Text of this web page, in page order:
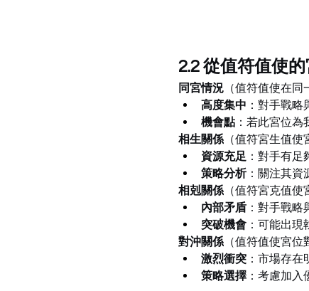
2.2 從值符值使
同宮情況 （值符值使在同
高度集中 ：對手戰
機會點 ：若此宮位
相生關係 （值符宮生值使
資源充足 ：對手有
策略分析 ：關注其
相剋關係 （值符宮克值使
內部矛盾 ：對手戰
突破機會 ：可能出
對沖關係 （值符值使宮位
激烈衝突 ：市場存
策略選擇 ：考慮加